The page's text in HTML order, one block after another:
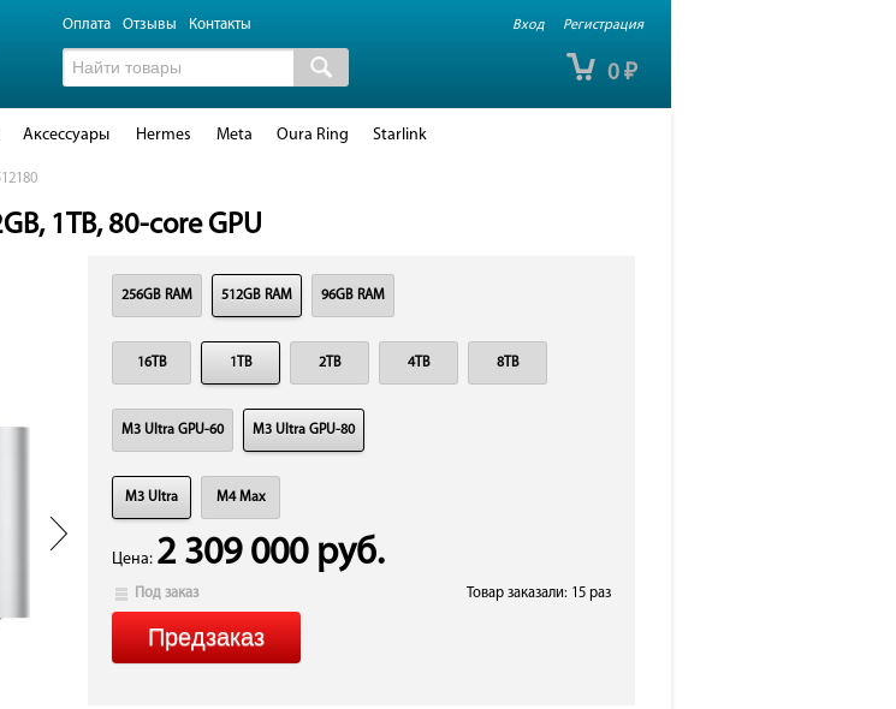
Вход Регистрация
Оплата Отзывы Контакты
0 ₽
Аксессуары Hermes Meta Oura Ring Starlink
1TB, 80-core GPU
256GB RAM 512GB RAM 96GB RAM
16TB 1TB 2TB 4TB 8TB
M3 Ultra GPU-60 M3 Ultra GPU-80
M3 Ultra M4 Max
Цена: 2 309 000 руб.
Под заказ Товар заказали: 15 раз